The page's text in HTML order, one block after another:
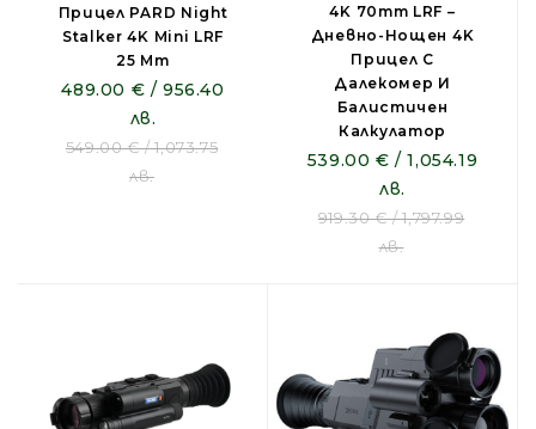
Прицел PARD Night
Stalker 4K Mini LRF
25 Mm
489.00 € / 956.40
лв.
549.00 € / 1,073.75
лв.
4K 70mm LRF –
Дневно-Нощен 4K
Прицел С
Далекомер И
Балистичен
Калкулатор
539.00 € / 1,054.19
лв.
919.30 € / 1,797.99
лв.